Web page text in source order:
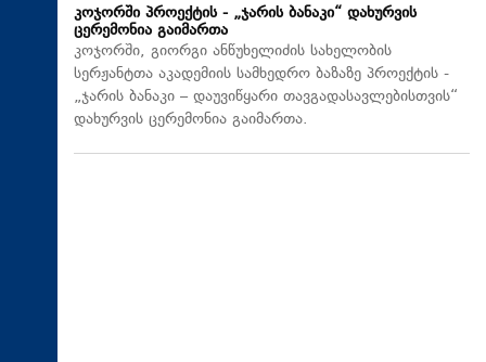
კოჯორში პროექტის - „ჯარის ბანაკი“ დახურვის
ცერემონია გაიმართა
კოჯორში, გიორგი ანწუხელიძის სახელობის
სერჟანტთა აკადემიის სამხედრო ბაზაზე პროექტის -
„ჯარის ბანაკი – დაუვიწყარი თავგადასავლებისთვის“
დახურვის ცერემონია გაიმართა.